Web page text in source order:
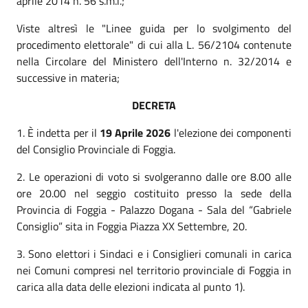
Viste altresì le "Linee guida per lo svolgimento del
procedimento elettorale" di cui alla L. 56/2104 contenute
nella Circolare del Ministero dell'Interno n. 32/2014 e
successive in materia;
DECRETA
1. È indetta per il 19 Aprile 2026 l'elezione dei componenti
del Consiglio Provinciale di Foggia.
2. Le operazioni di voto si svolgeranno dalle ore 8.00 alle
ore 20.00 nel seggio costituito presso la sede della
Provincia di Foggia - Palazzo Dogana - Sala del “Gabriele
Consiglio” sita in Foggia Piazza XX Settembre, 20.
3. Sono elettori i Sindaci e i Consiglieri comunali in carica
nei Comuni compresi nel territorio provinciale di Foggia in
carica alla data delle elezioni indicata al punto 1).